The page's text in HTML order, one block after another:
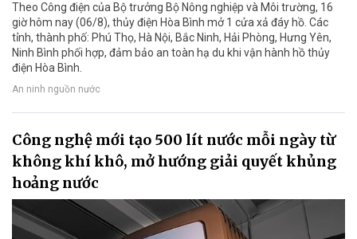
Theo Công điện của Bộ trưởng Bộ Nông nghiệp và Môi trường, 16
giờ hôm nay (06/8), thủy điện Hòa Bình mở 1 cửa xả đáy hồ. Các
tỉnh, thành phố: Phú Thọ, Hà Nội, Bắc Ninh, Hải Phòng, Hưng Yên,
Ninh Bình phối hợp, đảm bảo an toàn hạ du khi vận hành hồ thủy
điện Hòa Bình.
An ninh nguồn nước
Công nghệ mới tạo 500 lít nước mỗi ngày từ
không khí khô, mở hướng giải quyết khủng
hoảng nước